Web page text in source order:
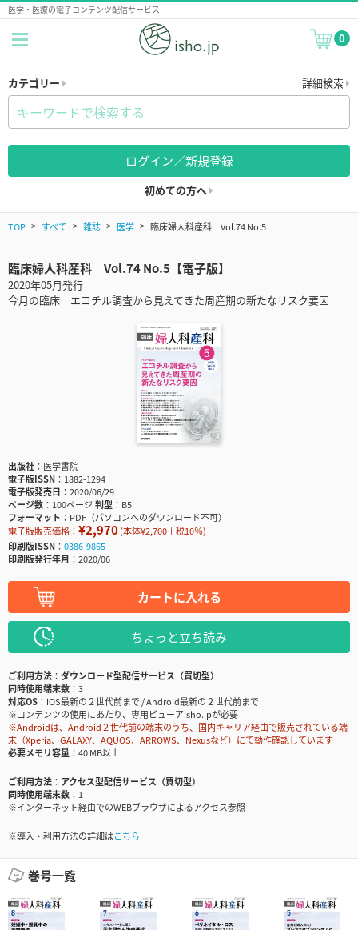
医学・医療の電子コンテンツ配信サービス
0
カテゴリー 詳細検索
ログイン／新規登録
初めての方へ
TOP すべて 雑誌 医学 臨床婦人科産科 Vol.74 No.5
臨床婦人科産科 Vol.74 No.5【電子版】
2020年05月発行
今月の臨床 エコチル調査から見えてきた周産期の新たなリスク要因
出版社
医学書院
電子版ISSN
1882-1294
電子版発売日
2020/06/29
ページ数
100ページ判型
B5
フォーマット
PDF（パソコンへのダウンロード不可）
電子版販売価格： ¥2,970(本体¥2,700＋税10％)
印刷版ISSN
0386-9865
印刷版発行年月
2020/06
カートに入れる
ちょっと立ち読み
ご利用方法
ダウンロード型配信サービス（買切型）
同時使用端末数
3
対応OS
iOS最新の２世代前まで / Android最新の２世代前まで
※コンテンツの使用にあたり、専用ビューアisho.jpが必要
※Androidは、Android２世代前の端末のうち、国内キャリア経由で販売されている端
末（Xperia、GALAXY、AQUOS、ARROWS、Nexusなど）にて動作確認しています
必要メモリ容量
40 MB以上
ご利用方法
アクセス型配信サービス（買切型）
同時使用端末数
1
※インターネット経由でのWEBブラウザによるアクセス参照
※導入・利用方法の詳細はこちら
巻号一覧